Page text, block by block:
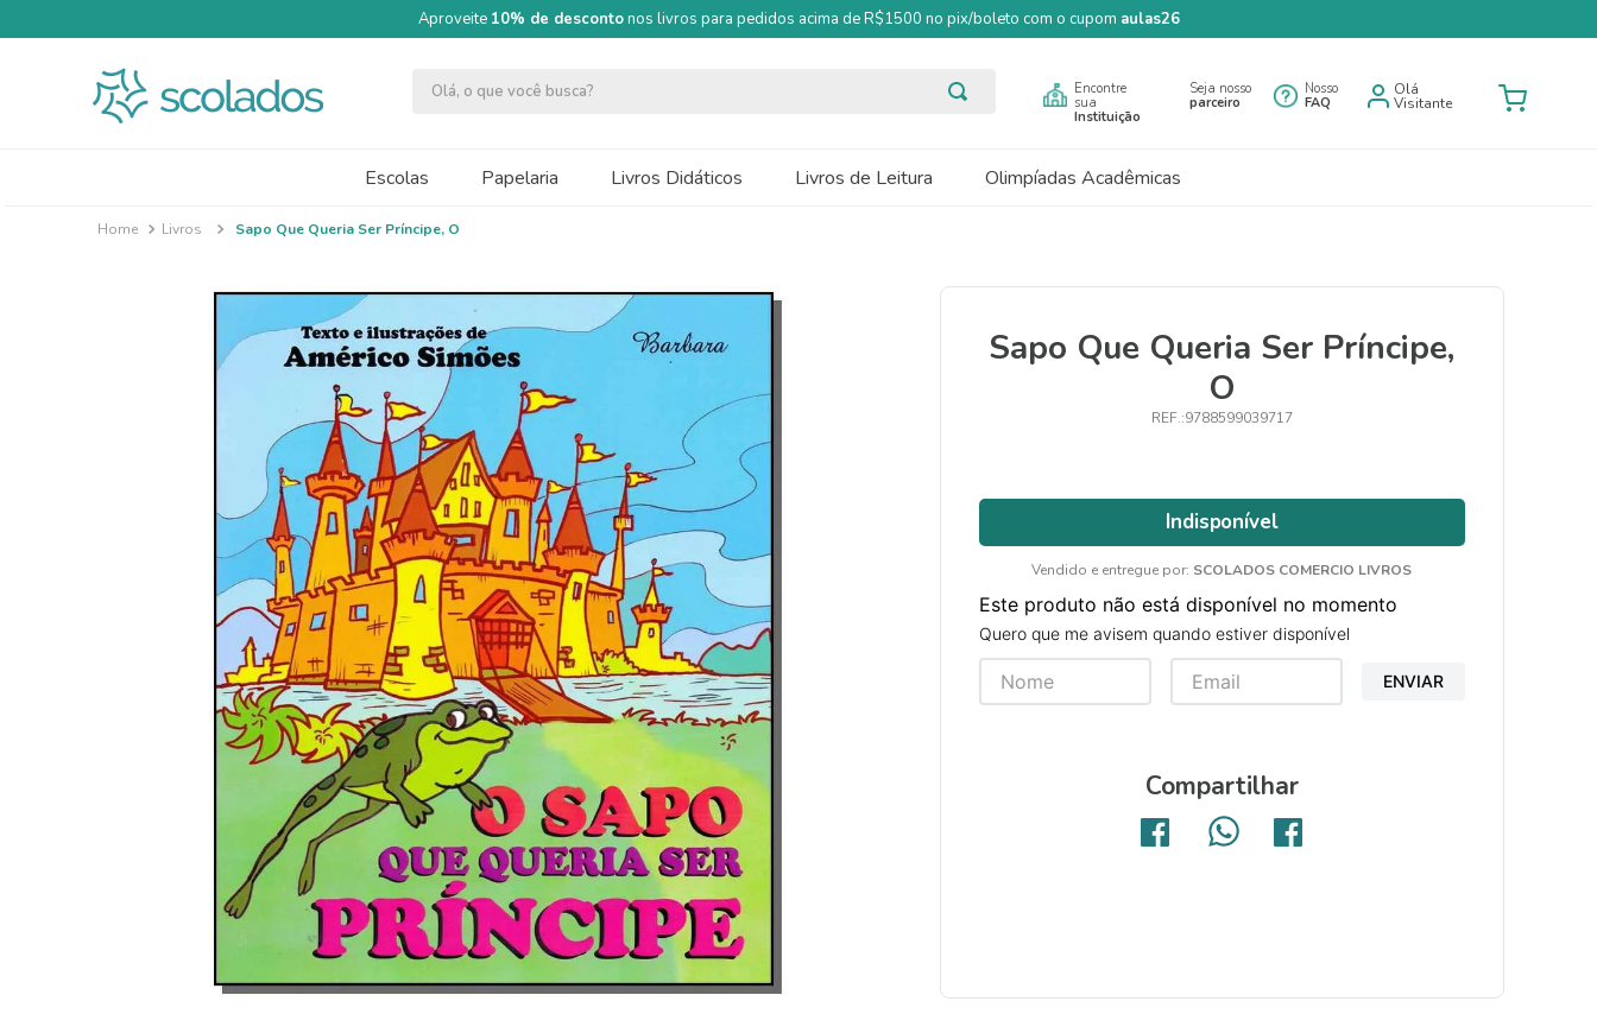
Aproveite 10% de descontonos livros para pedidos acima de R$1500 no pix/boleto com o cupom aulas26
Olá, o que você busca?
Encontre
sua
Instituição
Seja nosso
parceiro
Nosso
FAQ
Olá
Visitante
Escolas Papelaria Livros Didáticos Livros de Leitura Olimpíadas Acadêmicas
Livros Sapo Que Queria Ser Príncipe, O
Sapo Que Queria Ser Príncipe,
O
9788599039717
Indisponível
Vendido e entregue por: SCOLADOS COMERCIO LIVROS
Este produto não está disponível no momento
Quero que me avisem quando estiver disponível
ENVIAR
Compartilhar
quimica moderna
4º
massa modelar acrilex soft 500g
caneta
cartolina dupla face
pincel
tinta guache 250ml
papel crepom 48cmx2m
10º guache